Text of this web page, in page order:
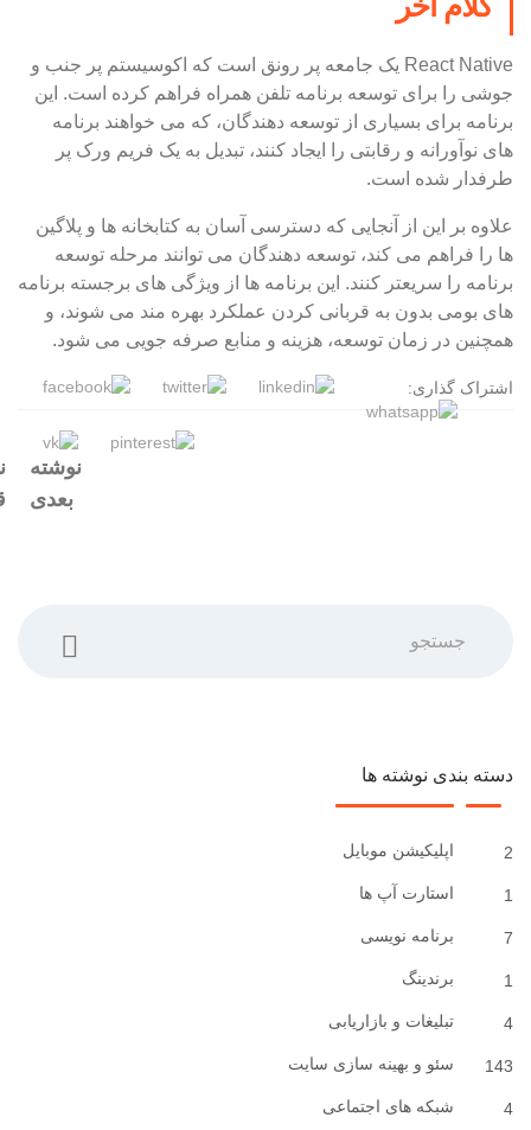
React Native یک جامعه پر رونق است که اکوسیستم پر جنب و
جوشی را برای توسعه برنامه تلفن همراه فراهم کرده است. این
برنامه برای بسیاری از توسعه دهندگان، که می خواهند برنامه
های نوآورانه و رقابتی را ایجاد کنند، تبدیل به یک فریم ورک پر
طرفدار شده است.
علاوه بر این از آنجایی که دسترسی آسان به کتابخانه ها و پلاگین
ها را فراهم می کند، توسعه دهندگان می توانند مرحله توسعه
برنامه را سریعتر کنند. این برنامه ها از ویژگی های برجسته برنامه
های بومی بدون به قربانی کردن عملکرد بهره مند می شوند، و
همچنین در زمان توسعه، هزینه و منابع صرفه جویی می شود.
اشتراک گذاری:
نوشته
بعدی
دسته بندی نوشته ها
2 اپلیکیشن موبایل
1 استارت آپ ها
7 برنامه نویسی
1 برندینگ
4 تبلیغات و بازاریابی
143 سئو و بهینه سازی سایت
4 شبکه های اجتماعی